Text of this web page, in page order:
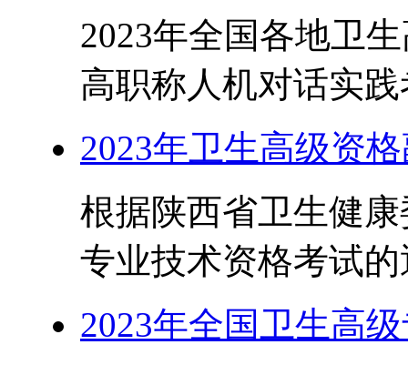
2023年全国各地卫
高职称人机对话实
2023年卫生高级资
根据陕西省卫生健
专业技术资格考试
2023年全国卫生高